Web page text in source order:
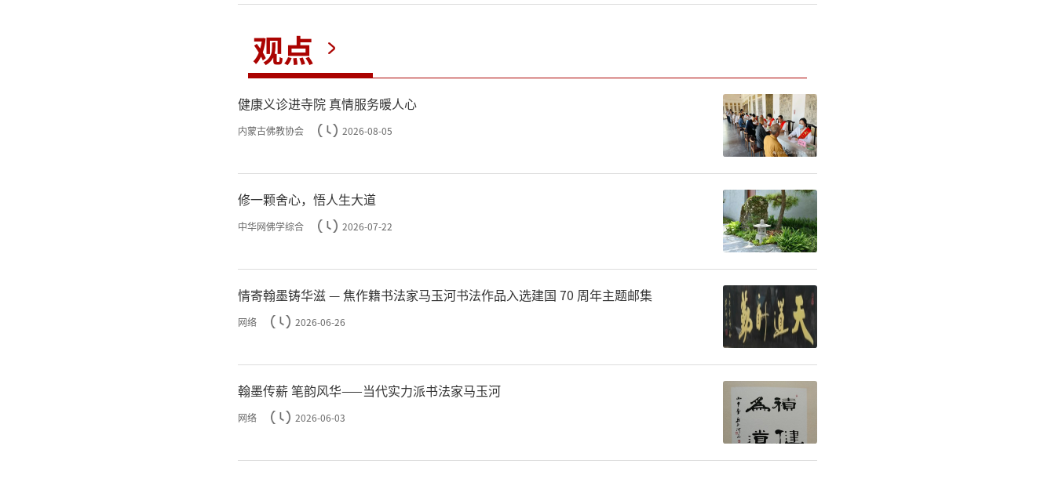
观点
健康义诊进寺院 真情服务暖人心
内蒙古佛教协会 2026-08-05
修一颗舍心，悟人生大道
中华网佛学综合 2026-07-22
情寄翰墨铸华滋 — 焦作籍书法家马玉河书法作品入选建国 70 周年主题邮集
网络 2026-06-26
翰墨传薪 笔韵风华——当代实力派书法家马玉河
网络 2026-06-03